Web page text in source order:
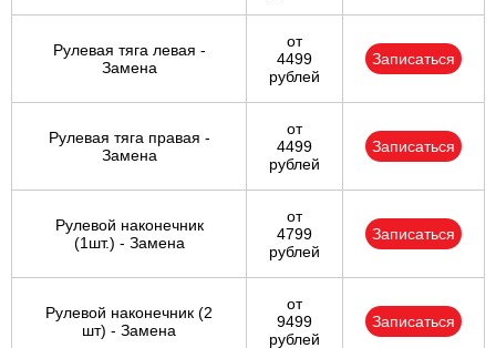
Рулевая тяга левая -
Замена
от
4499
рублей
Записаться
Рулевая тяга правая -
Замена
от
4499
рублей
Записаться
Рулевой наконечник
(1шт.) - Замена
от
4799
рублей
Записаться
Рулевой наконечник (2
шт) - Замена
от
9499
рублей
Записаться